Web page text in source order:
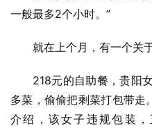
一般最多2个小时。”
就在上个月，有一个关
218元的自助餐，贵阳
多菜，偷偷把剩菜打包带走
介绍，该女子违规包装